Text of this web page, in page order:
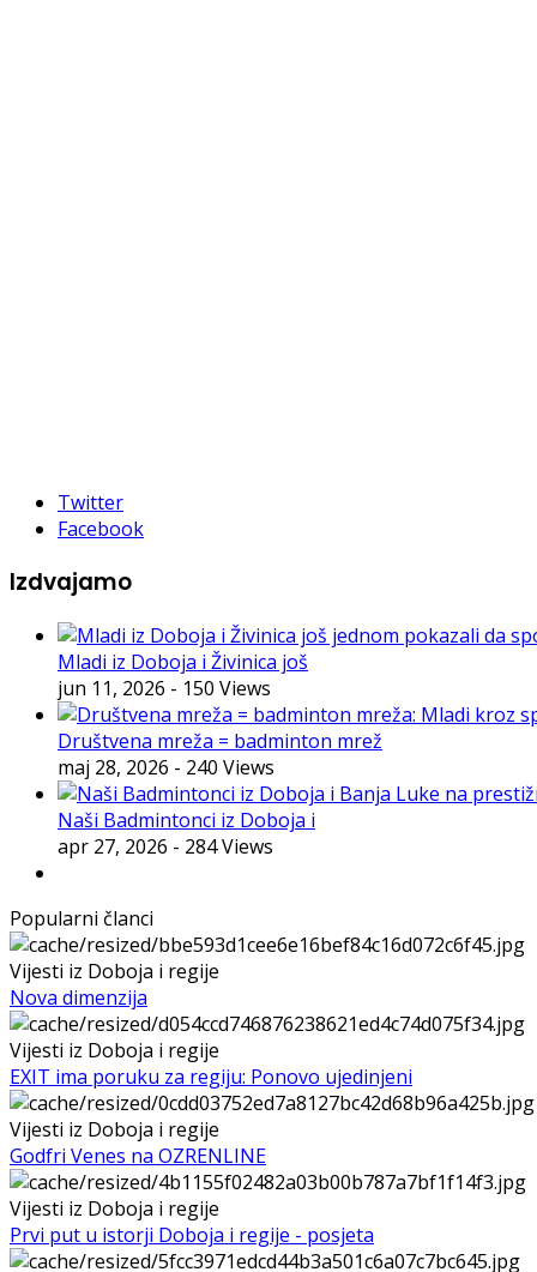
Twitter
Facebook
Izdvajamo
Mladi iz Doboja i Živinica još
jun 11, 2026 - 150 Views
Društvena mreža = badminton mrež
maj 28, 2026 - 240 Views
Naši Badmintonci iz Doboja i
apr 27, 2026 - 284 Views
Popularni članci
Vijesti iz Doboja i regije
Nova dimenzija
Vijesti iz Doboja i regije
EXIT ima poruku za regiju: Ponovo ujedinjeni
Vijesti iz Doboja i regije
Godfri Venes na OZRENLINE
Vijesti iz Doboja i regije
Prvi put u istorji Doboja i regije - posjeta